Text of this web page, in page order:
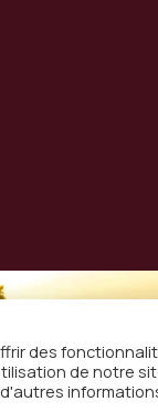
des
de notre